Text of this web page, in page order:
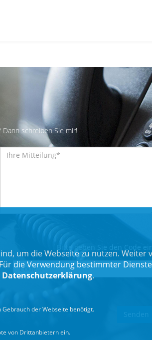
Dann schreiben Sie mir!
Bitte geben Sie den Code ein:
um die Webseite zu nutzen.
die Verwendung bestimmter
Datenschutzerklärung.
der Webseite benötigt.
von Drittanbietern ein.